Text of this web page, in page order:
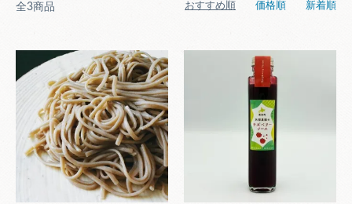
全3商品 おすすめ順 価格順 新着順